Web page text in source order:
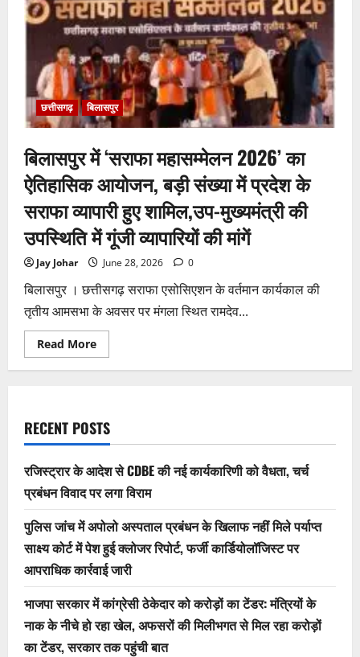
ने
कथक
में
जीता
प्रथम
पुरस्कार
छत्तीसगढ़ बिलासपुर
बिलासपुर में ‘सराफा महासम्मेलन 2026’ का
ऐतिहासिक आयोजन, बड़ी संख्या में प्रदेश के
सराफा व्यापारी हुए शामिल,उप-मुख्यमंत्री की
उपस्थिति में गूंजी व्यापारियों की मांगें
Jay Johar June 28, 2026 0
बिलासपुर । छत्तीसगढ़ सराफा एसोसिएशन के वर्तमान कार्यकाल की
तृतीय आमसभा के अवसर पर मंगला स्थित रामदेव...
Read MoreRead
more
2026’
का
ऐतिहासिक
बड़ी
संख्या
में
प्रदेश
के
सराफा
व्यापारी
हुए
शामिल,उप-
मुख्यमंत्री
की
उपस्थिति
में
गूंजी
व्यापारियों
की
मांगें
RECENT POSTS
रजिस्ट्रार के आदेश से CDBE की नई कार्यकारिणी को वैधता, चर्च
प्रबंधन विवाद पर लगा विराम
पुलिस जांच में अपोलो अस्पताल प्रबंधन के खिलाफ नहीं मिले पर्याप्त
साक्ष्य कोर्ट में पेश हुई क्लोजर रिपोर्ट, फर्जी कार्डियोलॉजिस्ट पर
आपराधिक कार्रवाई जारी
भाजपा सरकार में कांग्रेसी ठेकेदार को करोड़ों का टेंडर: मंत्रियों के
नाक के नीचे हो रहा खेल, अफसरों की मिलीभगत से मिल रहा करोड़ों
का टेंडर, सरकार तक पहुंची बात